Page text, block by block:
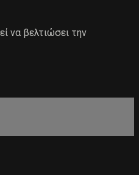
να βελτιώσει την